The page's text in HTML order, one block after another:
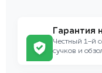
Гарантия
Честный 1-й
сучков и